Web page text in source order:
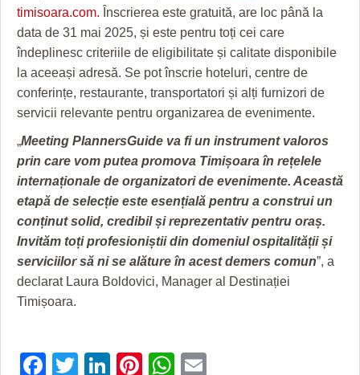
timisoara.com. Înscrierea este gratuită, are loc până la
data de 31 mai 2025, și este pentru toți cei care
îndeplinesc criteriile de eligibilitate și calitate disponibile
la aceeași adresă. Se pot înscrie hoteluri, centre de
conferințe, restaurante, transportatori și alți furnizori de
servicii relevante pentru organizarea de evenimente.
„Meeting PlannersGuide va fi un instrument valoros
prin care vom putea promova Timișoara în rețelele
internaționale de organizatori de evenimente. Această
etapă de selecție este esențială pentru a construi un
conținut solid, credibil și reprezentativ pentru oraș.
Invităm toți profesioniștii din domeniul ospitalității și
serviciilor să ni se alăture în acest demers comun”, a
declarat Laura Boldovici, Manager al Destinației
Timișoara.
Facebook
Twitter
LinkedIn
Pinterest
WhatsApp